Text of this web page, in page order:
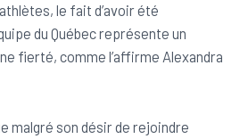
le fait d’avoir été
du Québec représente un
fierté, comme l’affirme Alexandra
malgré son désir de rejoindre